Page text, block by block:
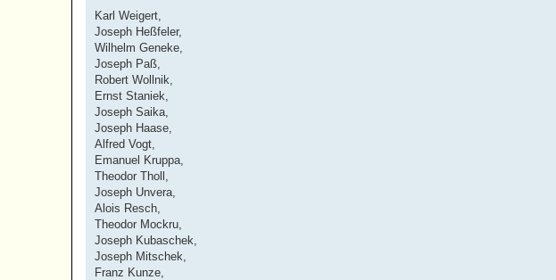
Karl Weigert,
Joseph Heßfeler,
Wilhelm Geneke,
Joseph Paß,
Robert Wollnik,
Ernst Staniek,
Joseph Saika,
Joseph Haase,
Alfred Vogt,
Emanuel Kruppa,
Theodor Tholl,
Joseph Unvera,
Alois Resch,
Theodor Mockru,
Joseph Kubaschek,
Joseph Mitschek,
Franz Kunze,